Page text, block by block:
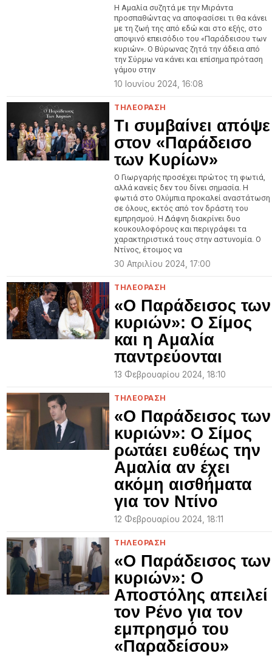
Η Αμαλία συζητά με την Μιράντα
προσπαθώντας να αποφασίσει τι θα κάνει
με τη ζωή της από εδώ και στο εξής, στο
αποψινό επεισόδιο του «Παράδεισου των
κυριών». Ο Βύρωνας ζητά την άδεια από
την Σύρμω να κάνει και επίσημα πρόταση
γάμου στην
10 Ιουνίου 2024, 16:08
ΤΗΛΕΟΡΑΣΗ
Τι συμβαίνει απόψε
στον «Παράδεισο
των Κυρίων»
Ο Γιωργαρής προσέχει πρώτος τη φωτιά,
αλλά κανείς δεν του δίνει σημασία. Η
φωτιά στο Ολύμπια προκαλεί αναστάτωση
σε όλους, εκτός από τον δράστη του
εμπρησμού. Η Δάφνη διακρίνει δυο
κουκουλοφόρους και περιγράφει τα
χαρακτηριστικά τους στην αστυνομία. Ο
Ντίνος, έτοιμος να
30 Απριλίου 2024, 17:00
ΤΗΛΕΟΡΑΣΗ
«Ο Παράδεισος των
κυριών»: Ο Σίμος
και η Αμαλία
παντρεύονται
13 Φεβρουαρίου 2024, 18:10
ΤΗΛΕΟΡΑΣΗ
«Ο Παράδεισος των
κυριών»: Ο Σίμος
ρωτάει ευθέως την
Αμαλία αν έχει
ακόμη αισθήματα
για τον Ντίνο
12 Φεβρουαρίου 2024, 18:11
ΤΗΛΕΟΡΑΣΗ
«Ο Παράδεισος των
κυριών»: Ο
Αποστόλης απειλεί
τον Ρένο για τον
εμπρησμό του
«Παραδείσου»